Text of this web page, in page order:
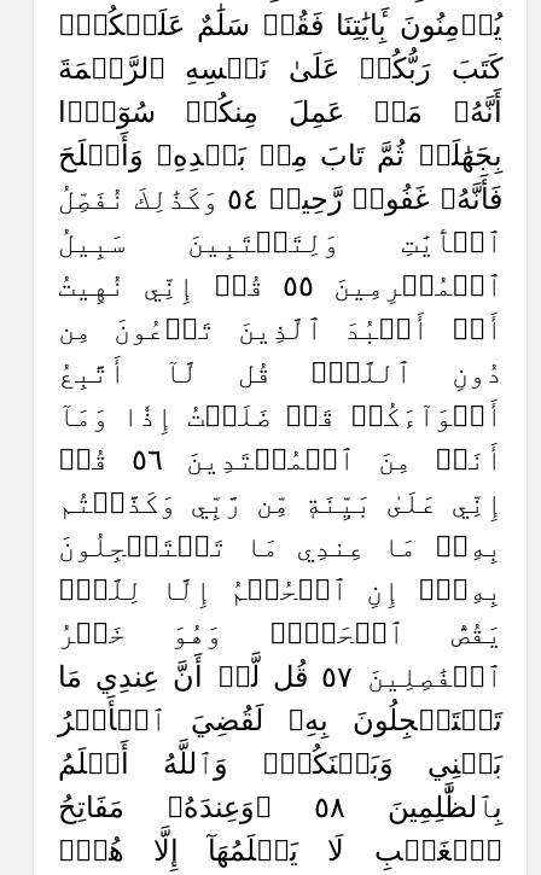
يُؤۡمِنُونَ بِ‍َٔايَٰتِنَا فَقُلۡ سَلَٰمٌ عَلَيۡكُمۡۖ
كَتَبَ رَبُّكُمۡ عَلَىٰ نَفۡسِهِ ٱلرَّحۡمَةَ
أَنَّهُۥ مَنۡ عَمِلَ مِنكُمۡ سُوٓءَۢا
بِجَهَٰلَةٖ ثُمَّ تَابَ مِنۢ بَعۡدِهِۦ وَأَصۡلَحَ
فَأَنَّهُۥ غَفُورٞ رَّحِيمٞ ٥٤ وَكَذَٰلِكَ نُفَصِّلُ
ٱلۡأٓيَٰتِ وَلِتَسۡتَبِينَ سَبِيلُ
ٱلۡمُجۡرِمِينَ ٥٥ قُلۡ إِنِّي نُهِيتُ
أَنۡ أَعۡبُدَ ٱلَّذِينَ تَدۡعُونَ مِن
دُونِ ٱللَّهِۚ قُل لَّآ أَتَّبِعُ
أَهۡوَآءَكُمۡ قَدۡ ضَلَلۡتُ إِذٗا وَمَآ
أَنَا۠ مِنَ ٱلۡمُهۡتَدِينَ ٥٦ قُلۡ
إِنِّي عَلَىٰ بَيِّنَةٖ مِّن رَّبِّي وَكَذَّبۡتُم
بِهِۦۚ مَا عِندِي مَا تَسۡتَعۡجِلُونَ
بِهِۦٓۚ إِنِ ٱلۡحُكۡمُ إِلَّا لِلَّهِۖ
يَقُصُّ ٱلۡحَقَّۖ وَهُوَ خَيۡرُ
ٱلۡفَٰصِلِينَ ٥٧ قُل لَّوۡ أَنَّ عِندِي مَا
تَسۡتَعۡجِلُونَ بِهِۦ لَقُضِيَ ٱلۡأَمۡرُ
بَيۡنِي وَبَيۡنَكُمۡۗ وَٱللَّهُ أَعۡلَمُ
بِٱلظَّٰلِمِينَ ٥٨ ۞وَعِندَهُۥ مَفَاتِحُ
ٱلۡغَيۡبِ لَا يَعۡلَمُهَآ إِلَّا هُوَۚ